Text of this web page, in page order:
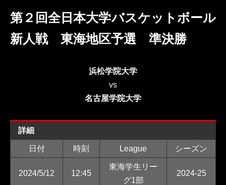
CONTACT
第２回全日本大学バスケットボール
新人戦 東海地区予選 準決勝
浜松学院大学
vs
名古屋学院大学
詳細
日付 時刻 League シーズン
2024/5/12 12:45
東海学生リー
グ1部
2024-25